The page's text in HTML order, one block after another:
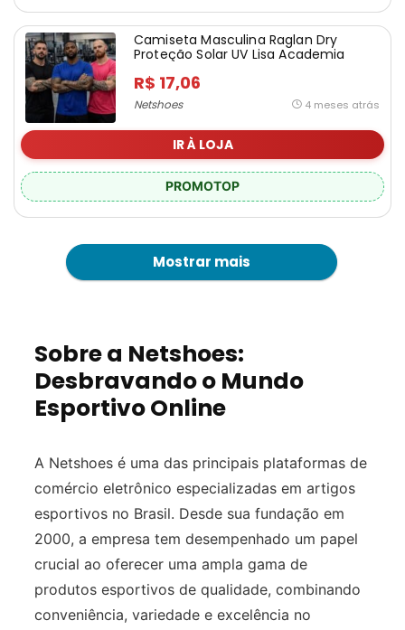
Camiseta Masculina Raglan Dry
Proteção Solar UV Lisa Academia
R$ 17,06
Netshoes 4 meses atrás
IR À LOJA
PROMOTOP
Mostrar mais
Sobre a Netshoes:
Desbravando o Mundo
Esportivo Online
A Netshoes é uma das principais plataformas de
comércio eletrônico especializadas em artigos
esportivos no Brasil. Desde sua fundação em
2000, a empresa tem desempenhado um papel
crucial ao oferecer uma ampla gama de
produtos esportivos de qualidade, combinando
conveniência, variedade e excelência no